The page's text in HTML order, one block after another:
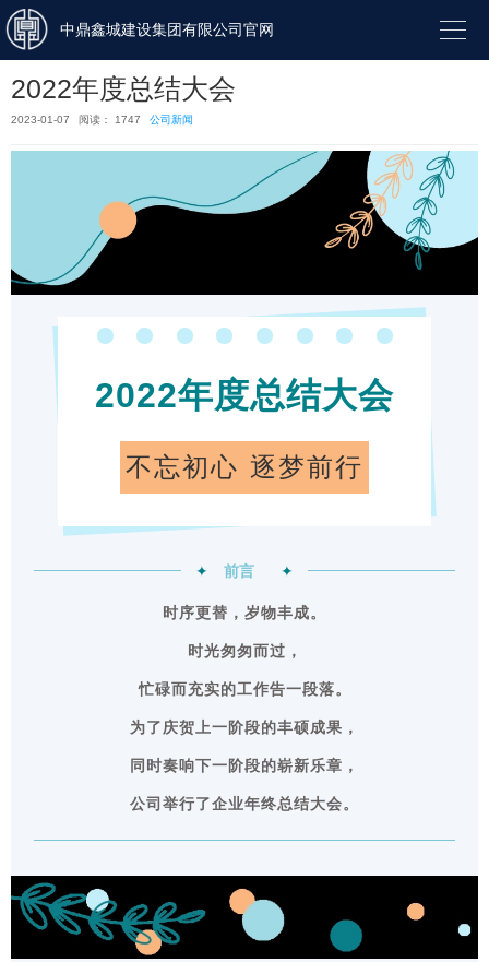
中鼎鑫城建设集团有限公司官网 
2022年度总结大会
2023-01-07 阅读： 1747 公司新闻
2022年度总结大会
不忘初心 逐梦前行
✦ 前言 ✦
时序更替，岁物丰成。
时光匆匆而过，
忙碌而充实的工作告一段落。
为了庆贺上一阶段的丰硕成果，
同时奏响下一阶段的崭新乐章，
公司举行了企业年终总结大会。